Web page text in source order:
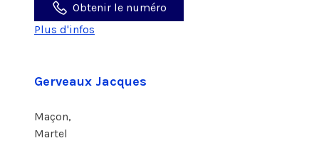
Obtenir le numéro
Plus d'infos
Gerveaux Jacques
Maçon,
Martel